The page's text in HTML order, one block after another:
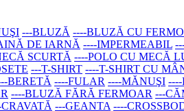
---BLUZĂ ----BLUZĂ CU
DE IARNĂ ----IMPERMEABIL
SCURTĂ ----POLO CU MECĂ
---T-SHIRT ----T-SHIRT CU
BERETĂ ----FULAR ----MĂNUŞI
----BLUZĂ FĂRĂ FERMOAR ---
---GEANTA ----